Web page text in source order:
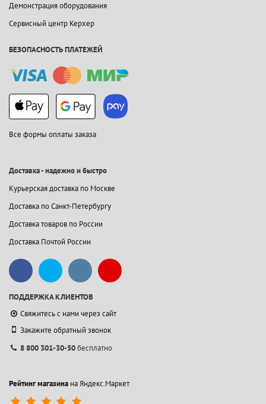
Демонстрация оборудования
Сервисный центр Керхер
БЕЗОПАСНОСТЬ ПЛАТЕЖЕЙ
Все формы оплаты заказа
Доставка - надежно и быстро
Курьерская доставка по Москве
Доставка по Санкт-Петербургу
Доставка товаров по России
Доставка Почтой России
ПОДДЕРЖКА КЛИЕНТОВ
Свяжитесь с нами через сайт
Закажите обратный звонок
8 800 301-30-50бесплатно
Рейтинг магазина на Яндекс.Маркет